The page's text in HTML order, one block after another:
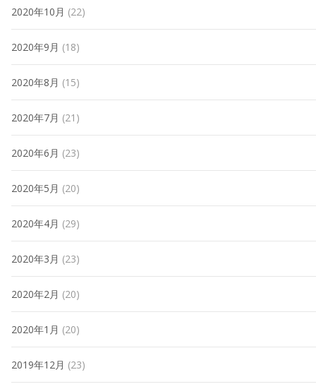
2020年10月 (22)
2020年9月 (18)
2020年8月 (15)
2020年7月 (21)
2020年6月 (23)
2020年5月 (20)
2020年4月 (29)
2020年3月 (23)
2020年2月 (20)
2020年1月 (20)
2019年12月 (23)